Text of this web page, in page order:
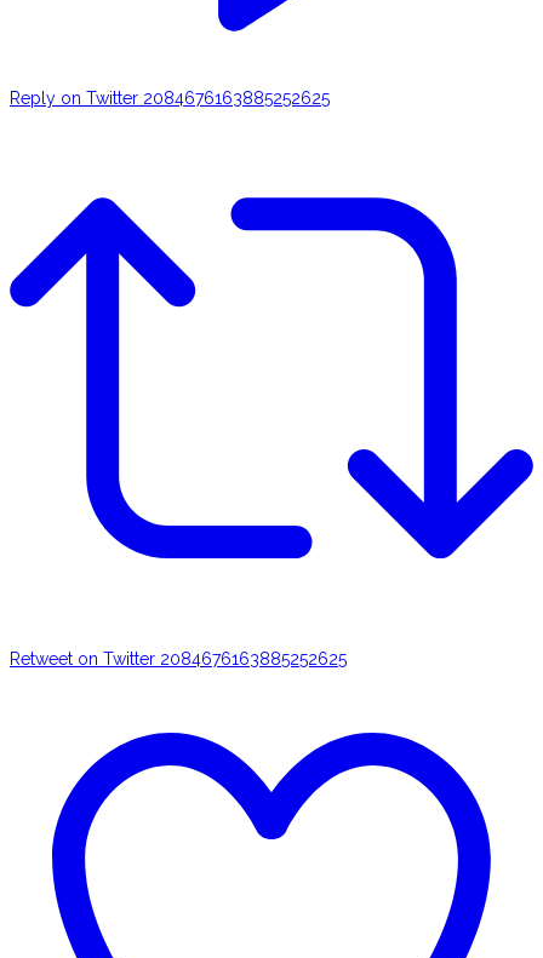
Reply on Twitter 2084676163885252625
Retweet on Twitter 2084676163885252625